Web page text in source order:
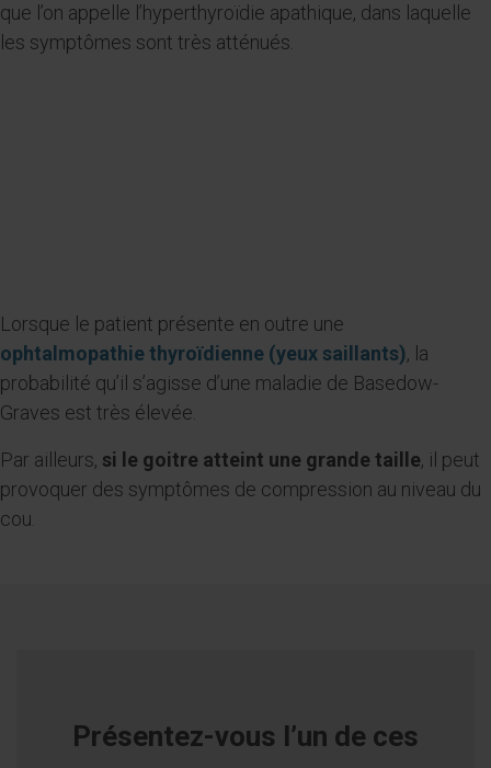
que l’on appelle l’hyperthyroïdie apathique, dans laquelle
les symptômes sont très atténués.
Lorsque le patient présente en outre une
ophtalmopathie thyroïdienne (yeux saillants), la
probabilité qu’il s’agisse d’une maladie de Basedow-
Graves est très élevée.
Par ailleurs, si le goitre atteint une grande taille, il peut
provoquer des symptômes de compression au niveau du
cou.
Présentez-vous l’un de ces